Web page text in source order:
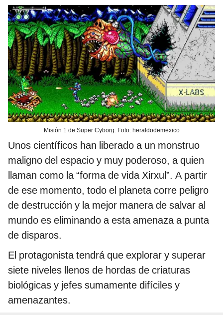
Misión 1 de Super Cyborg. Foto: heraldodemexico
Unos científicos han liberado a un monstruo
maligno del espacio y muy poderoso, a quien
llaman como la “forma de vida Xirxul”. A partir
de ese momento, todo el planeta corre peligro
de destrucción y la mejor manera de salvar al
mundo es eliminando a esta amenaza a punta
de disparos.
El protagonista tendrá que explorar y superar
siete niveles llenos de hordas de criaturas
biológicas y jefes sumamente difíciles y
amenazantes.